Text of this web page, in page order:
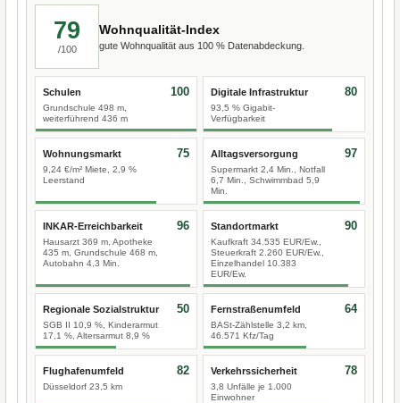
79
/100
Wohnqualität-Index
gute Wohnqualität aus 100 % Datenabdeckung.
Schulen
Grundschule 498 m,
weiterführend 436 m
100 Digitale Infrastruktur
93,5 % Gigabit-
Verfügbarkeit
80
Wohnungsmarkt
9,24 €/m² Miete, 2,9 %
Leerstand
75 Alltagsversorgung
Supermarkt 2,4 Min., Notfall
6,7 Min., Schwimmbad 5,9
Min.
97
INKAR-Erreichbarkeit
Hausarzt 369 m, Apotheke
435 m, Grundschule 468 m,
Autobahn 4,3 Min.
96 Standortmarkt
Kaufkraft 34.535 EUR/Ew.,
Steuerkraft 2.260 EUR/Ew.,
Einzelhandel 10.383
EUR/Ew.
90
Regionale Sozialstruktur
SGB II 10,9 %, Kinderarmut
17,1 %, Altersarmut 8,9 %
50 Fernstraßenumfeld
BASt-Zählstelle 3,2 km,
46.571 Kfz/Tag
64
Flughafenumfeld
Düsseldorf 23,5 km
82 Verkehrssicherheit
3,8 Unfälle je 1.000
Einwohner
78